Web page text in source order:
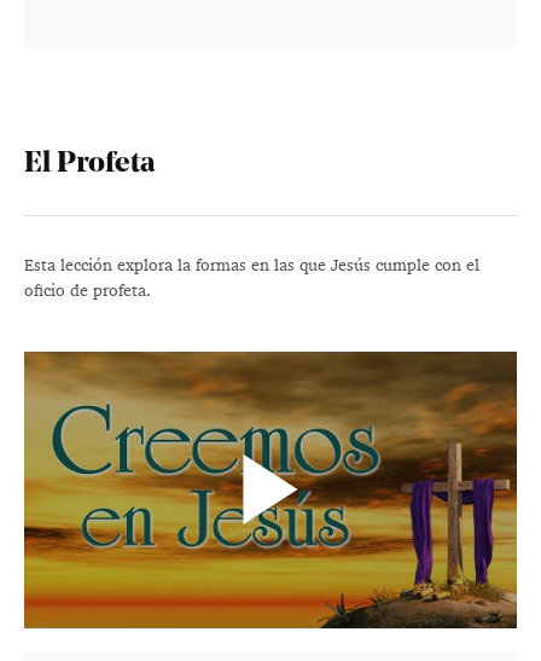
El Profeta
Esta lección explora la formas en las que Jesús cumple con el
oficio de profeta.